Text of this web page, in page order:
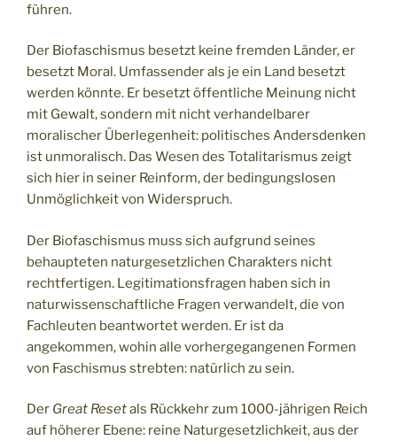
führen.
Der Biofaschismus besetzt keine fremden Länder, er
besetzt Moral. Umfassender als je ein Land besetzt
werden könnte. Er besetzt öffentliche Meinung nicht
mit Gewalt, sondern mit nicht verhandelbarer
moralischer Überlegenheit: politisches Andersdenken
ist unmoralisch. Das Wesen des Totalitarismus zeigt
sich hier in seiner Reinform, der bedingungslosen
Unmöglichkeit von Widerspruch.
Der Biofaschismus muss sich aufgrund seines
behaupteten naturgesetzlichen Charakters nicht
rechtfertigen. Legitimationsfragen haben sich in
naturwissenschaftliche Fragen verwandelt, die von
Fachleuten beantwortet werden. Er ist da
angekommen, wohin alle vorhergegangenen Formen
von Faschismus strebten: natürlich zu sein.
Der Great Resetals Rückkehr zum 1000-jährigen Reich
auf höherer Ebene: reine Naturgesetzlichkeit, aus der